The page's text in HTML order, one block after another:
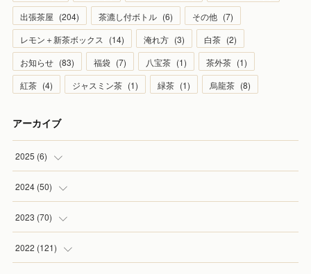
出張茶屋 (204) 茶漉し付ボトル (6) その他 (7)
レモン＋新茶ボックス
(14) 淹れ方 (3) 白茶 (2)
お知らせ (83) 福袋 (7) 八宝茶 (1) 茶外茶 (1)
紅茶 (4) ジャスミン茶 (1) 緑茶 (1) 烏龍茶 (8)
アーカイブ
2025 (6)
(1
(2
(1)
2024 (50)
(5
(4)
2023 (70)
(4)
2022 (121)